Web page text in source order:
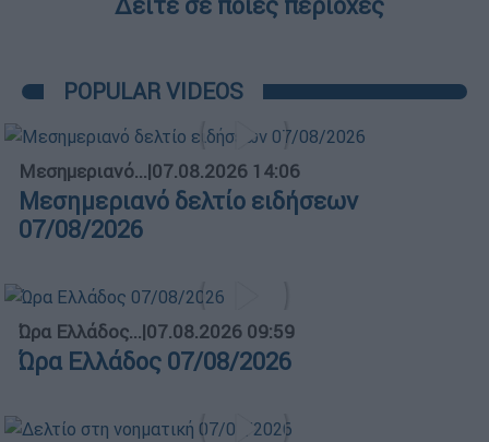
Δείτε σε ποιες περιοχές
POPULAR VIDEOS
Μεσημεριανό...|07.08.2026 14:06
Μεσημεριανό δελτίο ειδήσεων
07/08/2026
Ώρα Ελλάδος...|07.08.2026 09:59
Ώρα Ελλάδος 07/08/2026